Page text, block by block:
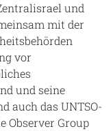
und
mit der
vor
und seine
auch das UNTSO-
Observer Group